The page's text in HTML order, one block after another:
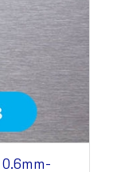
0.6mm-